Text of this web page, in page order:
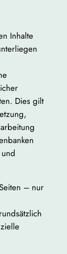
Inhalte
Dies gilt
– nur